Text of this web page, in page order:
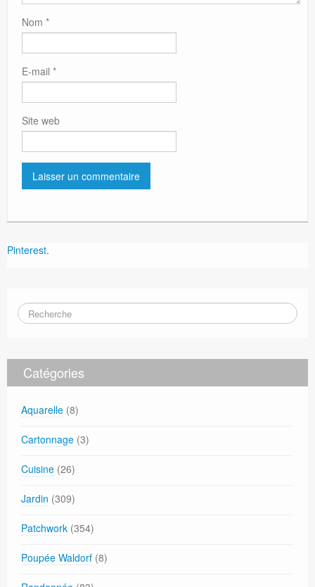
Nom *
E-mail *
Site web
Pinterest.
Catégories
Aquarelle (8)
Cartonnage (3)
Cuisine (26)
Jardin (309)
Patchwork (354)
Poupée Waldorf (8)